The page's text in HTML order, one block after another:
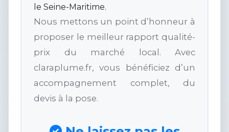
le Seine-Maritime.
Nous mettons un point d’honneur à
proposer le meilleur rapport qualité-
prix du marché local. Avec
claraplume.fr, vous bénéficiez d’un
accompagnement complet, du
devis à la pose.